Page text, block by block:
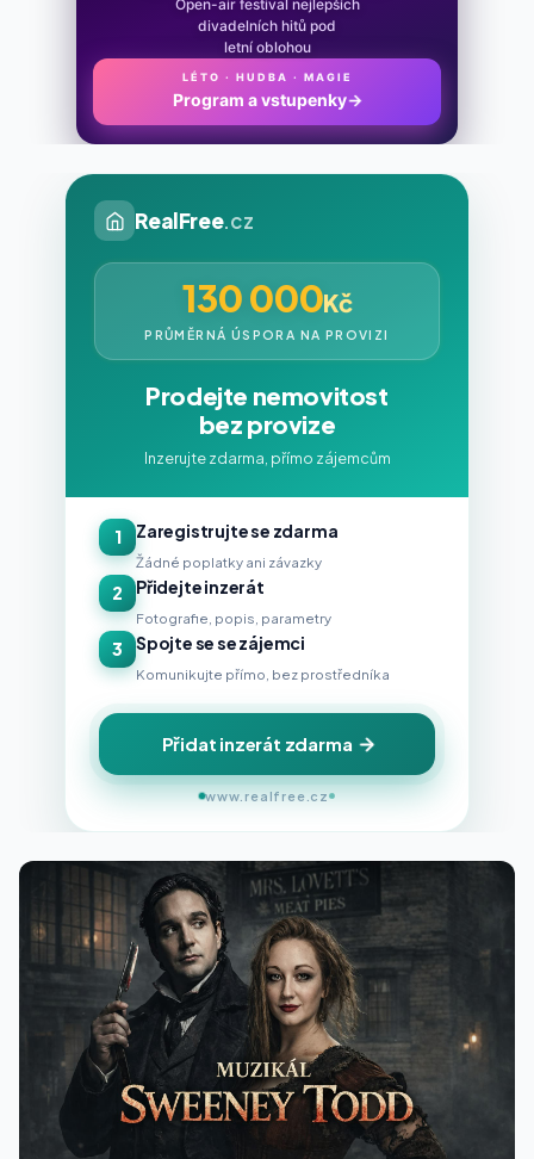
Open-air festival nejlepších
divadelních hitů pod
letní oblohou
LÉTO · HUDBA · MAGIE
Program a vstupenky →
RealFree.cz
130 000Kč
PRŮMĚRNÁ ÚSPORA NA PROVIZI
Prodejte nemovitost
bez provize
Inzerujte zdarma, přímo zájemcům
1 Zaregistrujte se zdarma
Žádné poplatky ani závazky
2 Přidejte inzerát
Fotografie, popis, parametry
3 Spojte se se zájemci
Komunikujte přímo, bez prostředníka
Přidat inzerát zdarma
www.realfree.cz